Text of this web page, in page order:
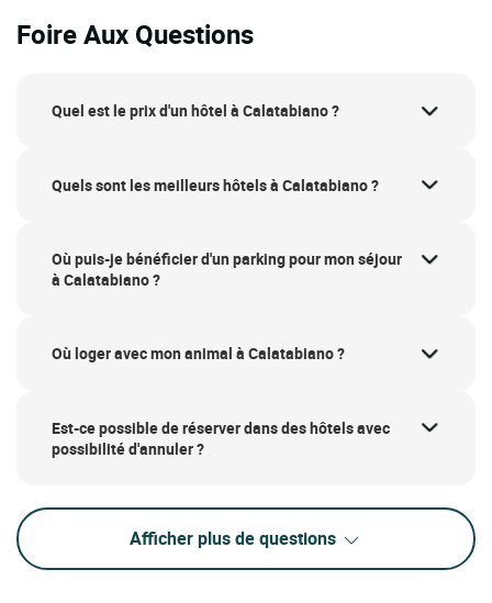
Foire Aux Questions
Quel est le prix d'un hôtel à Calatabiano ?
Quels sont les meilleurs hôtels à Calatabiano ?
Où puis-je bénéficier d'un parking pour mon séjour
à Calatabiano ?
Où loger avec mon animal à Calatabiano ?
Est-ce possible de réserver dans des hôtels avec
possibilité d'annuler ?
Afficher plus de questions